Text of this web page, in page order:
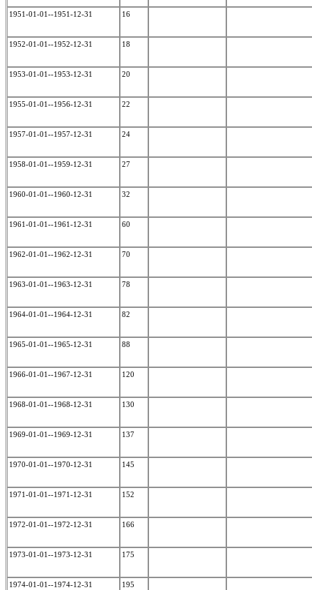
1951-01-01--1951-12-31 16
1952-01-01--1952-12-31 18
1953-01-01--1953-12-31 20
1955-01-01--1956-12-31 22
1957-01-01--1957-12-31 24
1958-01-01--1959-12-31 27
1960-01-01--1960-12-31 32
1961-01-01--1961-12-31 60
1962-01-01--1962-12-31 70
1963-01-01--1963-12-31 78
1964-01-01--1964-12-31 82
1965-01-01--1965-12-31 88
1966-01-01--1967-12-31 120
1968-01-01--1968-12-31 130
1969-01-01--1969-12-31 137
1970-01-01--1970-12-31 145
1971-01-01--1971-12-31 152
1972-01-01--1972-12-31 166
1973-01-01--1973-12-31 175
1974-01-01--1974-12-31 195